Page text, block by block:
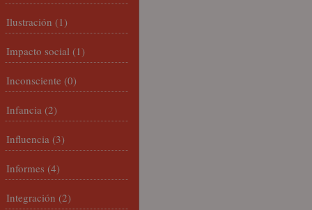
Ilustración (1)
Impacto social (1)
Inconsciente (0)
Infancia (2)
Influencia (3)
Informes (4)
Integración (2)